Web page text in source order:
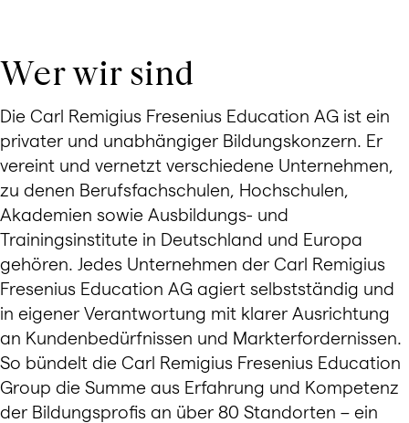
Wer wir sind
Die Carl Remigius Fresenius Education AG ist ein
privater und unabhängiger Bildungskonzern. Er
vereint und vernetzt verschiedene Unternehmen,
zu denen Berufsfachschulen, Hochschulen,
Akademien sowie Ausbildungs- und
Trainingsinstitute in Deutschland und Europa
gehören. Jedes Unternehmen der Carl Remigius
Fresenius Education AG agiert selbstständig und
in eigener Verantwortung mit klarer Ausrichtung
an Kundenbedürfnissen und Markterfordernissen.
So bündelt die Carl Remigius Fresenius Education
Group die Summe aus Erfahrung und Kompetenz
der Bildungsprofis an über 80 Standorten – ein